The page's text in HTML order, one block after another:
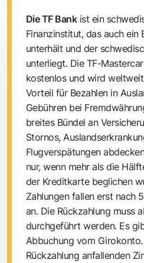
Die TF Bankist ein
Finanz­institut, das auch ein
unterhält und der
unterliegt. Die TF-
kostenlos und wird
Vorteil für Bezahlen in
Gebühren bei
breites Bündel an
Stornos,
Flugverspätungen
nur, wenn mehr als die
der Kreditkarte beglichen
Zahlungen fallen erst nach
an. Die Rückzahlung muss
durchgeführt werden. Es
Abbuchung vom
Rückzahlung anfallenden